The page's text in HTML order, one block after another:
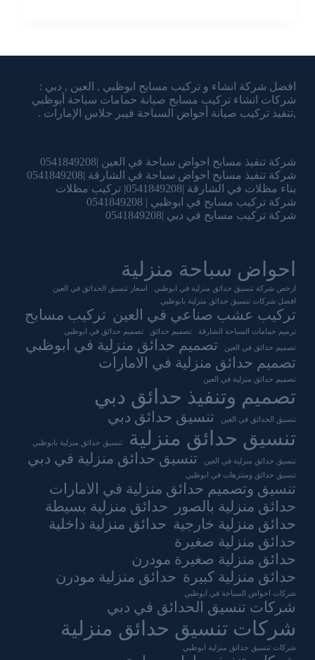
افضل شركة انشاء و تركيب مسابح ابوظبي , العين , دبي :
شركات انشاء تركيب مسابح صيانة حمامات سباحة أبوظبي
,تنفيذ تركيب صيانة أحواض السباحة فيبر جلاس الإمارات .
شركة تنفيذ مسابح احواض سباحة في العين |0541849208
شركة تنفيذ مسابح احواض سباحة في الشارقة |0541849208
بناء مظلات في الشارقة |0541849208| تركيب مظلات
شركة تركيب مسابح في ابوظبي | 0541849208
شركة تركيب مسابح في دبي |0541849208
احواض سباحة منزلية
ارخص شركة تنسيق حدائق منزلية في ابوظبي
اسعار تنسيق الحدائق في العين
افضل شركات تنسيق حدائق منزلية بابوظبي
تركيب عشب صناعي في العين تركيب مسابح
ترميم حمامات السباحة الشارقة تصميم حدائق تصميم حدائق في ابوظبي
تصميم حدائق في العين
تصميم حدائق منزلية في ابوظبي
تصميم حدائق منزلية في الامارات
تصميم حدائق منزلية في العين
تصميم وتنفيذ حدائق دبي
تنسيق الحدائق في العين تنسيق حدائق دبي
تنسيق حدائق منزلية تنسيق حدائق منزلية بابوظبي
تنسيق حدائق منزلية في العين تنسيق حدائق منزلية في دبي
تنسيق حدائق ومنتزهات في ابوظبي
تنسيق وتصميم حدائق منزلية في الامارات
حدائق منزلية بالصور
حدائق منزلية بسيطة
حدائق منزلية خارجية حدائق منزلية داخلية
حدائق منزلية صغيرة
حدائق منزلية صغيرة مودرن
حدائق منزلية كبيرة حدائق منزلية مودرن
شركات احواض السباحة في ابوظبي
شركات تنسيق الحدائق في دبي
شركات تنسيق حدائق منزلية
شركات تنسيق حدائق منزلية ابوظبي